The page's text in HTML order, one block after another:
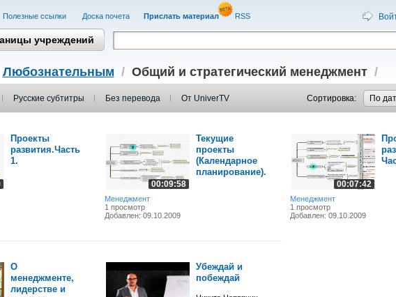
Полезные cсылки Доска почета Прислать материал RSS
учреждений
Любознательным / Общий и стратегический менеджмент/
Русские субтитры Без перевода От UniverTV Сортировка:
Проекты
развития.Часть
1.
00:09:58
Менеджмент
1 просмотр
Добавлен: 09.10.2009
Текущие
проекты
(Календарное
планирование).
00:07:42
Менеджмент
1 просмотр
Добавлен: 09.10.2009
О
менеджменте,
лидерстве и
Убеждай и
побеждай